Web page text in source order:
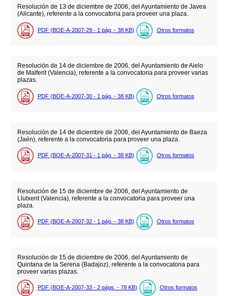
Resolución de 13 de diciembre de 2006, del Ayuntamiento de Javea
(Alicante), referente a la convocatoria para proveer una plaza.
PDF (BOE-A-2007-29 - 1 pág. - 38 KB) Otros formatos
Resolución de 14 de diciembre de 2006, del Ayuntamiento de Aielo
de Malferit (Valencia), referente a la convocatoria para proveer varias
plazas.
PDF (BOE-A-2007-30 - 1 pág. - 38 KB) Otros formatos
Resolución de 14 de diciembre de 2006, del Ayuntamiento de Baeza
(Jaén), referente a la convocatoria para proveer una plaza.
PDF (BOE-A-2007-31 - 1 pág. - 38 KB) Otros formatos
Resolución de 15 de diciembre de 2006, del Ayuntamiento de
Llutxent (Valencia), referente a la convocatoria para proveer una
plaza.
PDF (BOE-A-2007-32 - 1 pág. - 38 KB) Otros formatos
Resolución de 15 de diciembre de 2006, del Ayuntamiento de
Quintana de la Serena (Badajoz), referente a la convocatoria para
proveer varias plazas.
PDF (BOE-A-2007-33 - 2 págs. - 78 KB) Otros formatos